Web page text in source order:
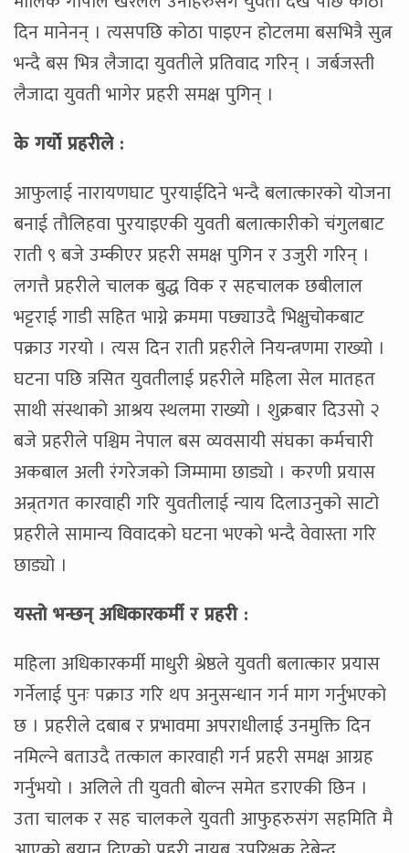
दिन मानेनन् । त्यसपछि कोठा पाइएन होटलमा बसभित्रै सुत्न
भन्दै बस भित्र लैजादा युवतीले प्रतिवाद गरिन् । जर्बजस्ती
लैजादा युवती भागेर प्रहरी समक्ष पुगिन् ।
के गर्याे प्रहरीले :
आफुलाई नारायणघाट पुरयाईदिने भन्दै बलात्कारको योजना
बनाई तौलिहवा पुरयाइएकी युवती बलात्कारीको चंगुलबाट
राती ९ बजे उम्कीएर प्रहरी समक्ष पुगिन र उजुरी गरिन् ।
लगत्तै प्रहरीले चालक बुद्ध विक र सहचालक छबीलाल
भट्टराई गाडी सहित भाग्ने क्रममा पछ्याउदै भिक्षुचोकबाट
पक्राउ गरयो । त्यस दिन राती प्रहरीले नियन्त्रणमा राख्यो ।
घटना पछि त्रसित युवतीलाई प्रहरीले महिला सेल मातहत
साथी संस्थाको आश्रय स्थलमा राख्यो । शुक्रबार दिउसो २
बजे प्रहरीले पश्चिम नेपाल बस व्यवसायी संघका कर्मचारी
अकबाल अली रंगरेजको जिम्मामा छाड्यो । करणी प्रयास
अन्र्तगत कारवाही गरि युवतीलाई न्याय दिलाउनुको साटो
प्रहरीले सामान्य विवादको घटना भएको भन्दै वेवास्ता गरि
छाड्यो ।
यस्तो भन्छन् अधिकारकर्मी र प्रहरी :
महिला अधिकारकर्मी माधुरी श्रेष्ठले युवती बलात्कार प्रयास
गर्नेलाई पुनः पक्राउ गरि थप अनुसन्धान गर्न माग गर्नुभएको
छ । प्रहरीले दबाब र प्रभावमा अपराधीलाई उनमुक्ति दिन
नमिल्ने बताउदै तत्काल कारवाही गर्न प्रहरी समक्ष आग्रह
गर्नुभयो । अलिले ती युवती बोल्न समेत डराएकी छिन ।
उता चालक र सह चालकले युवती आफुहरुसंग सहमिति मै